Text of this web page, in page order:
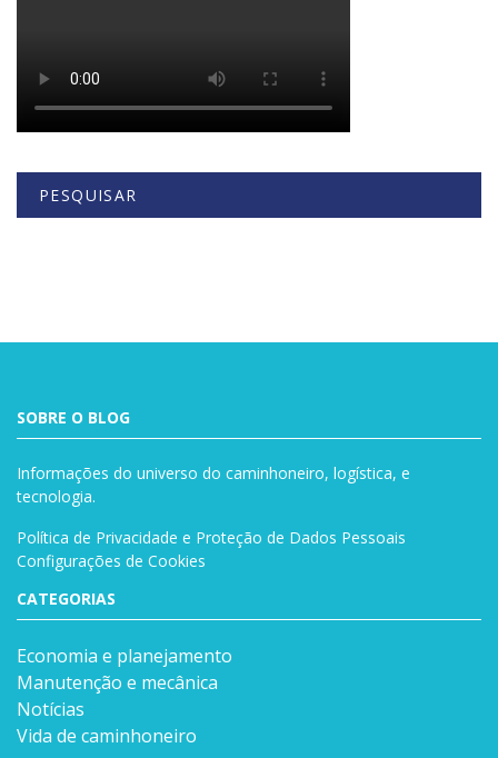
PESQUISAR
SOBRE O BLOG
Informações do universo do caminhoneiro, logística, e
tecnologia.
Política de Privacidade e Proteção de Dados Pessoais
Configurações de Cookies
CATEGORIAS
Economia e planejamento
Manutenção e mecânica
Notícias
Vida de caminhoneiro